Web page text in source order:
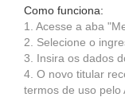
Como funciona:
1. Acesse a aba
2. Selecione o
3. Insira os dados
4. O novo titular
termos de uso